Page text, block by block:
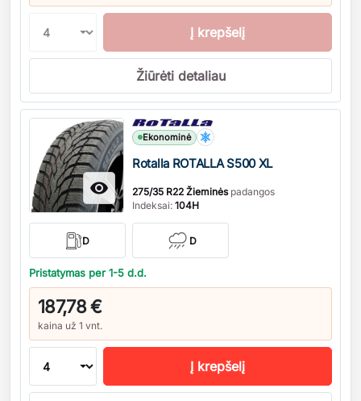
Į krepšelį
Žiūrėti detaliau

Ekonominė
Rotalla ROTALLA S500 XL
275/35 R22 Žieminėspadangos
Indeksai: 104H
D D
Pristatymas per 1-5 d.d.
187,78 €
kaina už 1 vnt.
Kiekis
Į krepšelį